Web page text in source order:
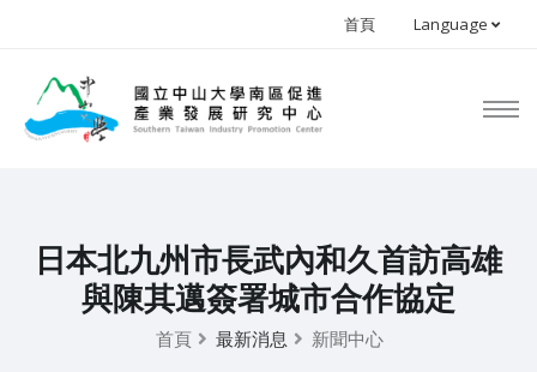
首頁 Language
日本北九州市長武內和久首訪高雄
與陳其邁簽署城市合作協定
首頁 最新消息 新聞中心